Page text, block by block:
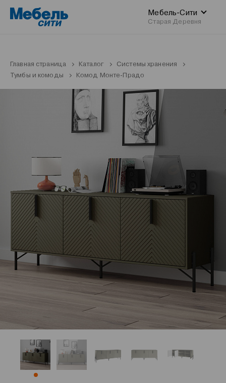
Мебель-Сити
Старая Деревня
Главная страница Каталог
Системы хранения
Тумбы и комоды
Комод Монте-Прадо